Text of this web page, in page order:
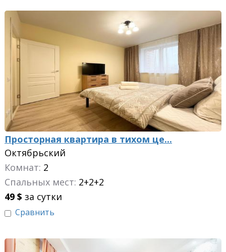
Просторная квартира в тихом це...
Октябрьский
Комнат: 2
Спальных мест: 2+2+2
49 $ за сутки
Сравнить